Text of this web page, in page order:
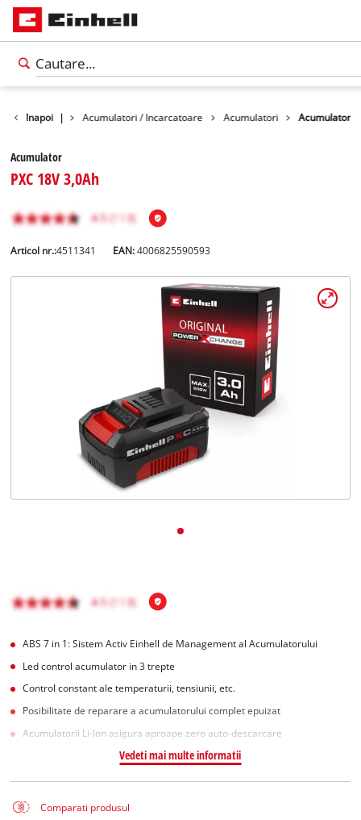
Inapoi |
Accesorii Acumulatori / Incarcatoare Acumulatori Acumulator
Acumulator
PXC 18V 3,0Ah
Articol nr.:4511341 EAN:4006825590593
ABS 7 in 1: Sistem Activ Einhell de Management al Acumulatorului
Led control acumulator in 3 trepte
Control constant ale temperaturii, tensiunii, etc.
Posibilitate de reparare a acumulatorului complet epuizat
Acumulatorii Li-Ion asigura aproape zero auto-descarcare
Vedeti mai multe informatii
Comparati produsul